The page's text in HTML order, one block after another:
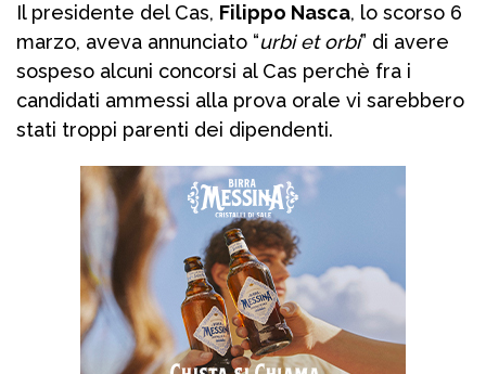
Il presidente del Cas, Filippo Nasca, lo scorso 6
marzo, aveva annunciato “urbi et orbi” di avere
sospeso alcuni concorsi al Cas perchè fra i
candidati ammessi alla prova orale vi sarebbero
stati troppi parenti dei dipendenti.